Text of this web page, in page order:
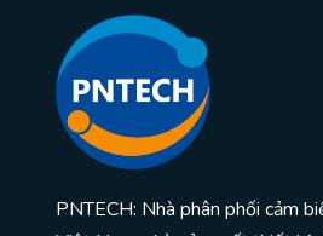
PNTECH: Nhà phân phối cảm